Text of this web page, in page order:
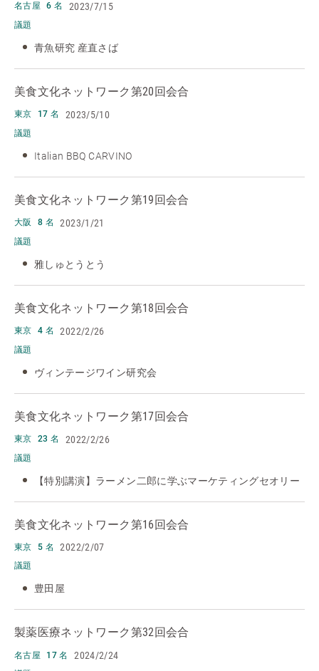
名古屋 6 名 2023/7/15
議題
青魚研究 産直さば
美食文化ネットワーク 第20回会合
東京 17 名 2023/5/10
議題
Italian BBQ CARVINO
美食文化ネットワーク 第19回会合
大阪 8 名 2023/1/21
議題
雅しゅとうとう
美食文化ネットワーク 第18回会合
東京 4 名 2022/2/26
議題
ヴィンテージワイン研究会
美食文化ネットワーク 第17回会合
東京 23 名 2022/2/26
議題
【特別講演】ラーメン二郎に学ぶマーケティングセオリー
美食文化ネットワーク 第16回会合
東京 5 名 2022/2/07
議題
豊田屋
製薬医療ネットワーク 第32回会合
名古屋 17 名 2024/2/24